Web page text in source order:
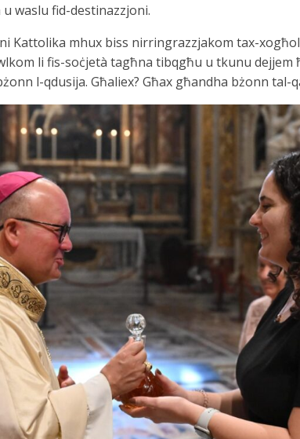
waslu fid-destinazzjoni.
Kattolika mhux biss nirringrazzjakom tax-
li fis-soċjetà tagħna tibqgħu u tkunu dejjem
l-qdusija. Għaliex? Għax għandha bżonn tal-